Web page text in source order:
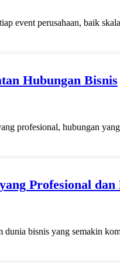
event perusahaan, baik
Hubungan Bisnis
profesional, hubungan
Profesional
bisnis yang semakin